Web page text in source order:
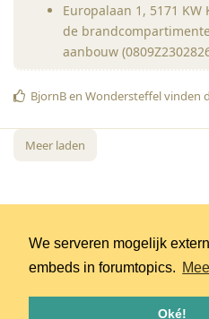
We serveren mogelijk
embeds in forumtopics.
Oké!
Europalaan 1, 5171
de
aanbouw
BjornBen Wondersteffelvinden
Meer laden